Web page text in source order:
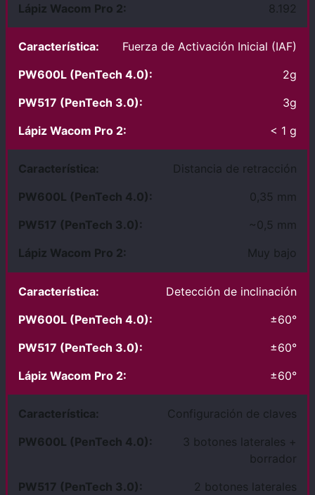
8.192
Fuerza de Activación Inicial (IAF)
2g
3g
< 1 g
Distancia de retracción
0,35 mm
~0,5 mm
Muy bajo
Detección de inclinación
±60°
±60°
±60°
Configuración de claves
3 botones laterales +
borrador
2 botones laterales